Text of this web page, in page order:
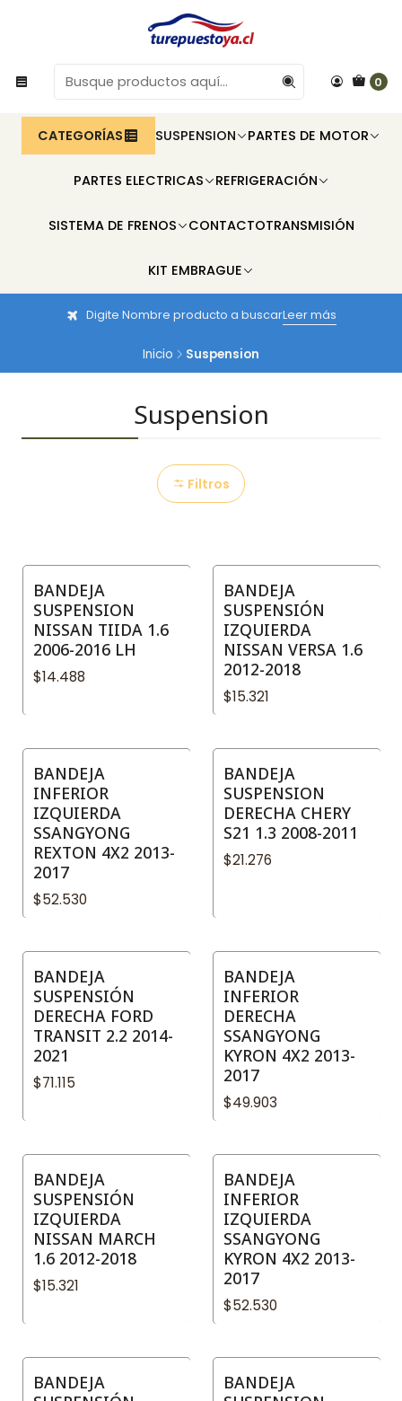
0
CATEGORÍAS SUSPENSION PARTES DE MOTOR
PARTES ELECTRICAS REFRIGERACIÓN
SISTEMA DE FRENOS CONTACTOTRANSMISIÓN
KIT EMBRAGUE
Digite Nombre producto a buscarLeer más
Inicio Suspension
Suspension
Filtros
BANDEJA
SUSPENSION
NISSAN TIIDA 1.6
2006-2016 LH
$14.488
BANDEJA
SUSPENSIÓN
IZQUIERDA
NISSAN VERSA 1.6
2012-2018
$15.321
BANDEJA
INFERIOR
IZQUIERDA
SSANGYONG
REXTON 4X2 2013-
2017
$52.530
BANDEJA
SUSPENSION
DERECHA CHERY
S21 1.3 2008-2011
$21.276
BANDEJA
SUSPENSIÓN
DERECHA FORD
TRANSIT 2.2 2014-
2021
$71.115
BANDEJA
INFERIOR
DERECHA
SSANGYONG
KYRON 4X2 2013-
2017
$49.903
BANDEJA
SUSPENSIÓN
IZQUIERDA
NISSAN MARCH
1.6 2012-2018
$15.321
BANDEJA
INFERIOR
IZQUIERDA
SSANGYONG
KYRON 4X2 2013-
2017
$52.530
BANDEJA
BANDEJA